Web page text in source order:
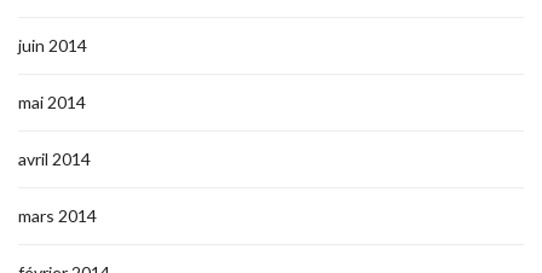
juin 2014
mai 2014
avril 2014
mars 2014